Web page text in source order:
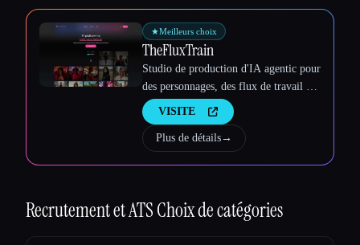
Esc
★Meilleurs choix
TheFluxTrain
Studio de production d'IA agentic pour
des personnages, des flux de travail et
des vidéos cohérents
VISITE
Plus de détails→
Recrutement et ATSChoix de catégories